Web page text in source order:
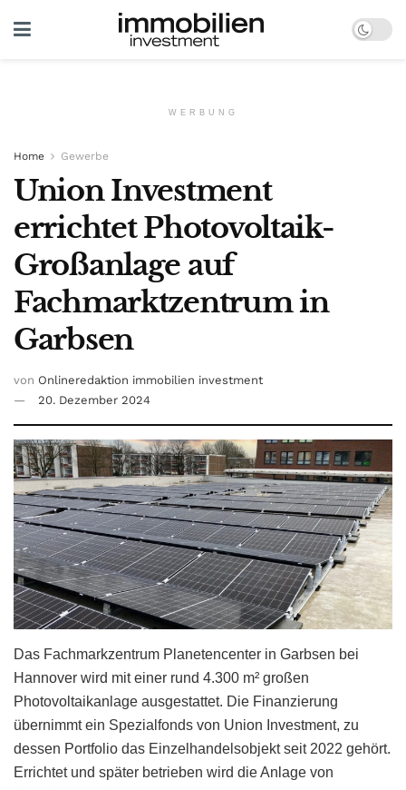
WERBUNG
Home Gewerbe
Union Investment
errichtet Photovoltaik-
Großanlage auf
Fachmarktzentrum in
Garbsen
von Onlineredaktion immobilien investment
20. Dezember 2024
Das Fachmarkzentrum Planetencenter in Garbsen bei
Hannover wird mit einer rund 4.300 m² großen
Photovoltaikanlage ausgestattet. Die Finanzierung
übernimmt ein Spezialfonds von Union Investment, zu
dessen Portfolio das Einzelhandelsobjekt seit 2022 gehört.
Errichtet und später betrieben wird die Anlage von